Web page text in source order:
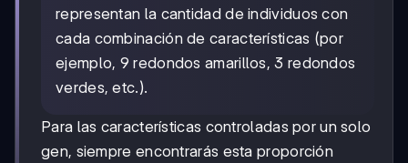
representan la cantidad de individuos con
cada combinación de características (por
ejemplo, 9 redondos amarillos, 3 redondos
verdes, etc.).
Para las características controladas por un solo
gen, siempre encontrarás esta proporción